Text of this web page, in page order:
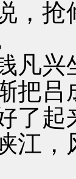
，
凡兴
把吕
了起
江，